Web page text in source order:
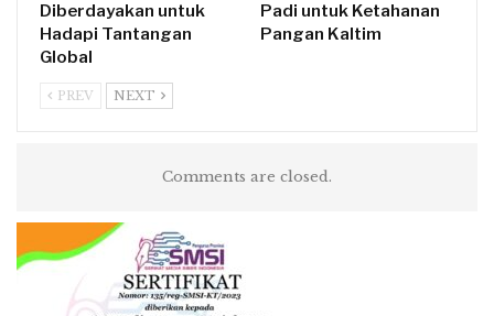
Diberdayakan untuk
Hadapi Tantangan
Global
Padi untuk Ketahanan
Pangan Kaltim
PREV NEXT
Comments are closed.